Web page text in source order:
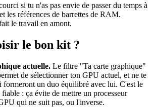
si tu n'as pas envie de passer du temps à
les références de barrettes de RAM.
le travail en amont.
le bon kit ?
actuelle. Le filtre "Ta carte graphique"
de sélectionner ton GPU actuel, et ne te
formeront un duo équilibré avec lui. C'est le
: ça évite de mettre un processeur
qui ne suit pas, ou l'inverse.